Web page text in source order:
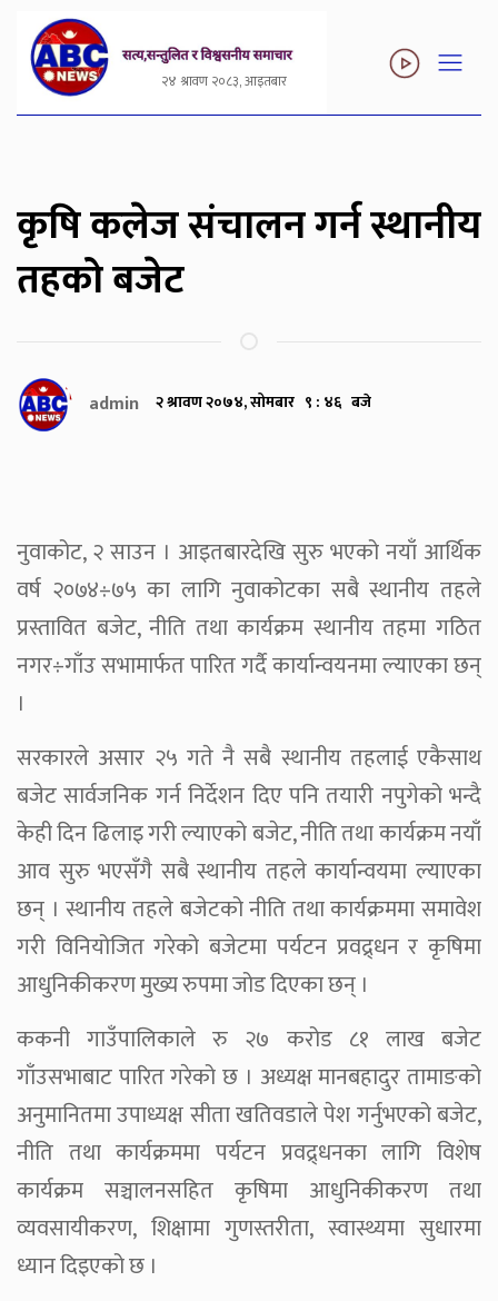
२४ श्रावण २०८३, आइतबार
कृषि कलेज संचालन गर्न स्थानीय
तहको बजेट
admin २ श्रावण २०७४, सोमबार ९ : ४६ बजे
नुवाकोट, २ साउन । आइतबारदेखि सुरु भएको नयाँ आर्थिक
वर्ष २०७४÷७५ का लागि नुवाकोटका सबै स्थानीय तहले
प्रस्तावित बजेट, नीति तथा कार्यक्रम स्थानीय तहमा गठित
नगर÷गाँउ सभामार्फत पारित गर्दै कार्यान्वयनमा ल्याएका छन्
।
सरकारले असार २५ गते नै सबै स्थानीय तहलाई एकैसाथ
बजेट सार्वजनिक गर्न निर्देशन दिए पनि तयारी नपुगेको भन्दै
केही दिन ढिलाइ गरी ल्याएको बजेट, नीति तथा कार्यक्रम नयाँ
आव सुरु भएसँगै सबै स्थानीय तहले कार्यान्वयमा ल्याएका
छन् । स्थानीय तहले बजेटको नीति तथा कार्यक्रममा समावेश
गरी विनियोजित गरेको बजेटमा पर्यटन प्रवद्र्धन र कृषिमा
आधुनिकीकरण मुख्य रुपमा जोड दिएका छन् ।
ककनी गाउँपालिकाले रु २७ करोड ८१ लाख बजेट
गाँउसभाबाट पारित गरेको छ । अध्यक्ष मानबहादुर तामाङको
अनुमानितमा उपाध्यक्ष सीता खतिवडाले पेश गर्नुभएको बजेट,
नीति तथा कार्यक्रममा पर्यटन प्रवद्र्धनका लागि विशेष
कार्यक्रम सञ्चालनसहित कृषिमा आधुनिकीकरण तथा
व्यवसायीकरण, शिक्षामा गुणस्तरीता, स्वास्थ्यमा सुधारमा
ध्यान दिइएको छ ।